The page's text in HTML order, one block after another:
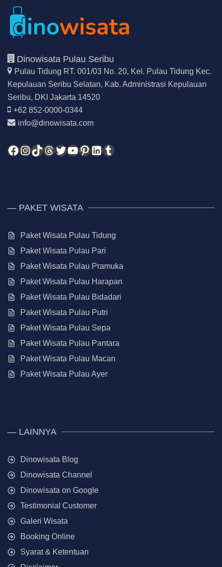
Dinowisata Pulau Seribu
Pulau Tidung RT. 001/03 No. 20, Kel. Pulau Tidung Kec.
Kepulauan Seribu Selatan, Kab. Administrasi Kepulauan
Seribu, DKI Jakarta 14520
+62 852-0000-0344
info@dinowisata.com
Facebook
Instagram
TikTok
Threads
Twitter
YouTube
Pinterest
LinkedIn
Tumblr
— PAKET WISATA
Paket Wisata Pulau Tidung
Paket Wisata Pulau Pari
Paket Wisata Pulau Pramuka
Paket Wisata Pulau Harapan
Paket Wisata Pulau Bidadari
Paket Wisata Pulau Putri
Paket Wisata Pulau Sepa
Paket Wisata Pulau Pantara
Paket Wisata Pulau Macan
Paket Wisata Pulau Ayer
— LAINNYA
Dinowisata Blog
Dinowisata Channel
Dinowisata on Google
Testimonial Customer
Galeri Wisata
Booking Online
Syarat & Ketentuan